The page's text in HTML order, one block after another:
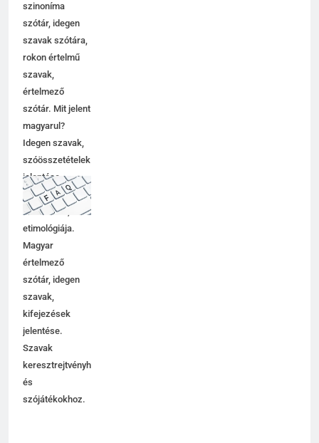
szinoníma
szótár, idegen
szavak szótára,
rokon értelmű
szavak,
értelmező
szótár. Mit jelent
magyarul?
Idegen szavak,
szóösszetételek
jelentése,
magyarázata,
használata,
etimológiája.
Magyar
értelmező
szótár, idegen
szavak,
kifejezések
jelentése.
Szavak
keresztrejtvényhez
és
szójátékokhoz.